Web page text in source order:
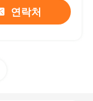
연락처